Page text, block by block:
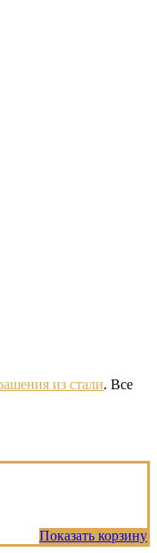
из стали. Все
Показать корзину